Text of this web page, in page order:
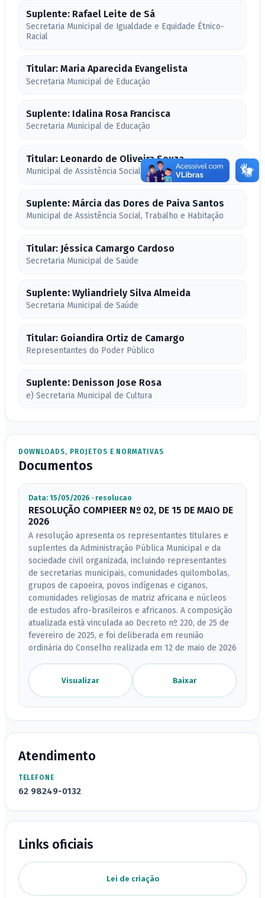
Suplente: Rafael Leite de Sá
Secretaria Municipal de Igualdade e Equidade Étnico-
Racial
Titular: Maria Aparecida Evangelista
Secretaria Municipal de Educação
Suplente: Idalina Rosa Francisca
Secretaria Municipal de Educação
Titular: Leonardo de Oliveira Souza
Municipal de Assistência Social, Trabalho e Habitação
Suplente: Márcia das Dores de Paiva Santos
Municipal de Assistência Social, Trabalho e Habitação
Titular: Jéssica Camargo Cardoso
Secretaria Municipal de Saúde
Suplente: Wyliandriely Silva Almeida
Secretaria Municipal de Saúde
Titular: Goiandira Ortiz de Camargo
Representantes do Poder Público
Suplente: Denisson Jose Rosa
e) Secretaria Municipal de Cultura
DOWNLOADS, PROJETOS E NORMATIVAS
Documentos
Data: 15/05/2026 · resolucao
RESOLUÇÃO COMPIEER Nº 02, DE 15 DE MAIO DE
2026
A resolução apresenta os representantes titulares e
suplentes da Administração Pública Municipal e da
sociedade civil organizada, incluindo representantes
de secretarias municipais, comunidades quilombolas,
grupos de capoeira, povos indígenas e ciganos,
comunidades religiosas de matriz africana e núcleos
de estudos afro-brasileiros e africanos. A composição
atualizada está vinculada ao Decreto nº 220, de 25 de
fevereiro de 2025, e foi deliberada em reunião
ordinária do Conselho realizada em 12 de maio de 2026
Visualizar Baixar
Atendimento
TELEFONE
62 98249-0132
Links oficiais
Lei de criação